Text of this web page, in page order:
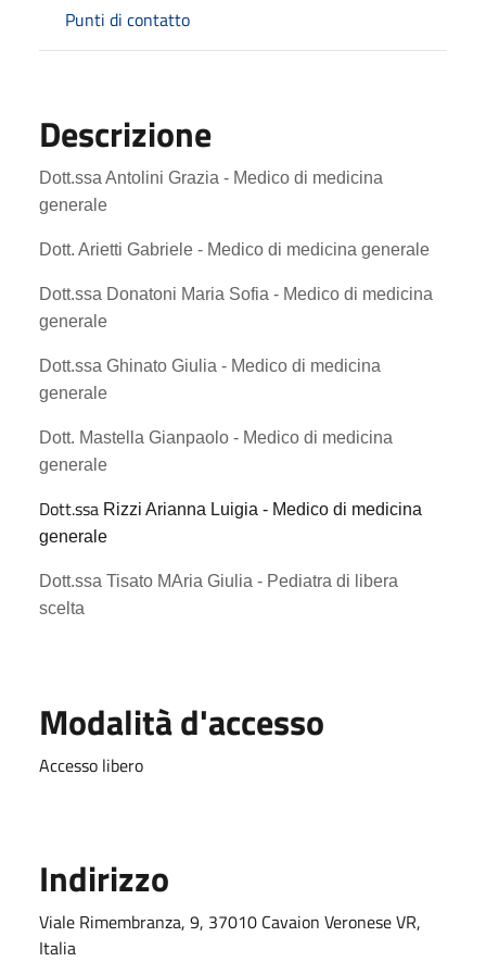
Punti di contatto
Descrizione
Dott.ssa Antolini Grazia - Medico di medicina
generale
Dott. Arietti Gabriele - Medico di medicina generale
Dott.ssa Donatoni Maria Sofia - Medico di medicina
generale
Dott.ssa Ghinato Giulia - Medico di medicina
generale
Dott. Mastella Gianpaolo - Medico di medicina
generale
Dott.ssa Rizzi Arianna Luigia - Medico di medicina
generale
Dott.ssa Tisato MAria Giulia - Pediatra di libera
scelta
Modalità d'accesso
Accesso libero
Indirizzo
Viale Rimembranza, 9, 37010 Cavaion Veronese VR,
Italia